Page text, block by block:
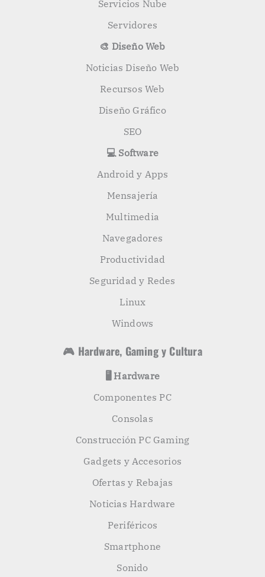
Servicios Nube
Servidores
🎨 Diseño Web
Noticias Diseño Web
Recursos Web
Diseño Gráfico
SEO
💻 Software
Android y Apps
Mensajería
Multimedia
Navegadores
Productividad
Seguridad y Redes
Linux
Windows
🎮 Hardware, Gaming y Cultura
🖥️ Hardware
Componentes PC
Consolas
Construcción PC Gaming
Gadgets y Accesorios
Ofertas y Rebajas
Noticias Hardware
Periféricos
Smartphone
Sonido